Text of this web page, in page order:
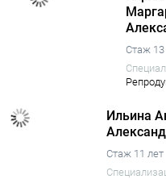
Стаж 13
Ильина
Стаж 11 лет